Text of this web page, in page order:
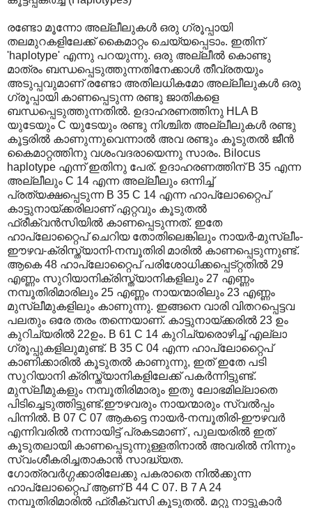
രണ്ടോ മൂന്നോ അല്ലീലുകള്‍ ഒരു ഗ്രൂപ്പായി
തലമുറകളിലേക്ക് കൈമാറ്റം ചെയ്യപ്പെടാം. ഇതിന്
'haplotype' എന്നു പറയുന്നു. ഒരു അല്ലീല്‍ കൊണ്ടു
മാത്രം ബന്ധപ്പെടുത്തുന്നതിനേക്കാള്‍ തീവ്രതയും
അടുപ്പവുമാണ് രണ്ടോ അതിലധികമോ അല്ലീലുകള്‍ ഒരു
ഗ്രൂപ്പായി കാണപ്പെടുന്ന രണ്ടു ജാതികളെ
ബന്ധപ്പെടുത്തുന്നതില്‍. ഉദാഹരണത്തിനു HLA B
യുടേയും C യുടേയും രണ്ടു നിശ്ചിത അല്ലീലുകള്‍ രണ്ടു
കൂട്ടരില്‍ കാണുന്നുവെന്നാല്‍ അവ രണ്ടും കൂടുതല്‍ ജീന്‍
കൈമാറ്റത്തിനു വശംവദരായെന്നു സാരം. Bilocus
haplotype എന്ന് ഇതിനു പേര്. ഉദാഹരണത്തിന് B 35 എന്ന
അല്ലീലും C 14 എന്ന അല്ലീലും ഒന്നിച്ച്
പ്രത്യക്ഷപ്പെടുന്ന B 35 C 14 എന്ന ഹാപ്ലോറ്റൈപ്
കാട്ടുനായ്ക്കരിലാണ് ഏറ്റവും കൂടുതല്‍
ഫ്രീക്വന്‍സിയില്‍ കാണപ്പെടുന്നത്. ഇതേ
ഹാപ്ലോറ്റൈപ് ചെറിയ തോതിലെങ്കിലും നായര്‍-മുസ്ലീം-
ഈഴവ-ക്രിസ്ത്യാനി-നമ്പൂതിരി മാരില്‍ കാണപ്പെടുന്നുണ്ട്.
ആകെ 48 ഹാപ്ലോറ്റൈപ് പരിശോധിക്കപ്പെട്റ്റതില്‍ 29
എണ്ണം സുറിയാനിക്രിസ്ത്യാനികളിലും 27 എണ്ണം
നമ്പൂതിരിമാരിലും 25 എണ്ണം നായന്മാരിലും 23 എണ്ണം
മുസ്ലീമുകളിലും കാണുന്നു. ഇങ്ങനെ വാരി വിതറപ്പെട്ടവ
പലതും ഒരേ തരം തന്നെയാണ്. കാട്ടുനായ്ക്കരില്‍ 23 ഉം
കുറിച്യരില്‍ 22ഉം. B 61 C 14 കുറിച്യരൊഴിച്ച് എല്ലാ
ഗ്രൂപ്പുകളിലുമുണ്ട്. B 35 C 04 എന്ന ഹാപ്ലോറ്റൈപ്
കാണിക്കാരില്‍ കൂടുതല്‍ കാണുന്നു, ഇത് ഇതേ പടി
സുറിയാനി‍ ക്രിസ്ത്യാനികളിലേക്ക് പകര്‍ന്നിട്ടുണ്ട്.
മുസ്ലീമുകളും നമ്പൂതിരിമാരും ഇതു ലോഭമില്ലാതെ
പിടിച്ചെടുത്തിട്ടുണ്ട്.ഈഴവരും നായന്മാരും സ്വല്‍പ്പം
പിന്നില്‍. B 07 C 07 ആകട്ടെ നായര്‍-നമ്പൂതിരി-ഈഴവര്‍
എന്നിവരില്‍ നന്നായിട്ട് പ്രകടമാണ് , പുലയരില്‍ ഇത്
കൂടുതലായി കാണപ്പെടുന്നുള്ളതിനാല്‍ അവരില്‍ നിന്നും
സ്വംശീകരിച്ചതാകാന്‍ സാദ്ധ്യത.
ഗോത്രവര്‍ഗ്ഗക്കാരിലേക്കു പകരാതെ നില്‍ക്കുന്ന
ഹാപ്ലോറ്റൈപ് ആണ് B 44 C 07. B 7 A 24
നമ്പൂതിരിമാരില്‍ ഫ്രീക്വസി കൂടുതല്‍. മറ്റു നാട്ടുകാര്‍